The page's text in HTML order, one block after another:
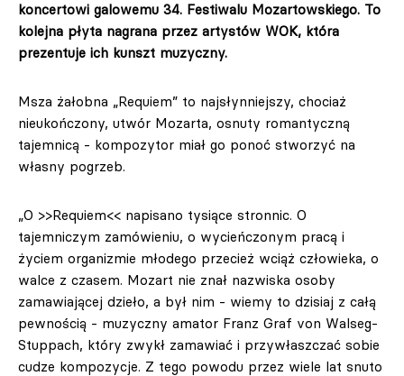
koncertowi galowemu 34. Festiwalu Mozartowskiego. To
kolejna płyta nagrana przez artystów WOK, która
prezentuje ich kunszt muzyczny.
Msza żałobna „Requiem” to najsłynniejszy, chociaż
nieukończony, utwór Mozarta, osnuty romantyczną
tajemnicą - kompozytor miał go ponoć stworzyć na
własny pogrzeb.
„O >>Requiem<< napisano tysiące stronnic. O
tajemniczym zamówieniu, o wycieńczonym pracą i
życiem organizmie młodego przecież wciąż człowieka, o
walce z czasem. Mozart nie znał nazwiska osoby
zamawiającej dzieło, a był nim - wiemy to dzisiaj z całą
pewnością - muzyczny amator Franz Graf von Walseg-
Stuppach, który zwykł zamawiać i przywłaszczać sobie
cudze kompozycje. Z tego powodu przez wiele lat snuto